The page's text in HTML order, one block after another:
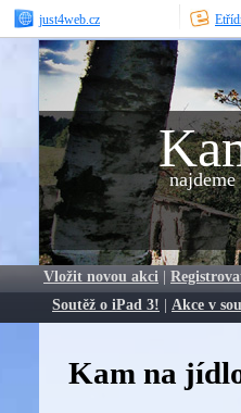
just4web.cz
Vložit novou akci |
Soutěž o iPad 3! | Akce v
Kam na